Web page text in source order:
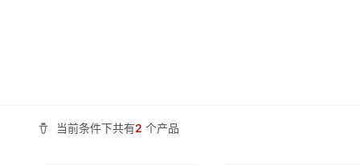
当前条件下共有2 个产品